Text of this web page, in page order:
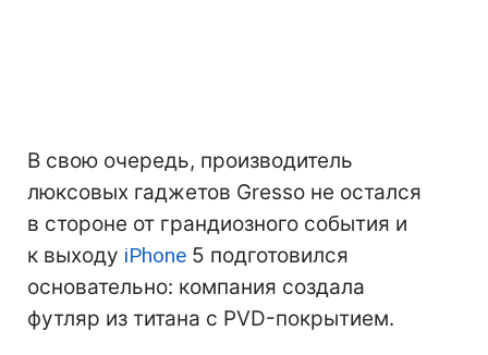
В свою очередь, производитель
люксовых гаджетов Gresso не остался
в стороне от грандиозного события и
к выходу iPhone 5 подготовился
основательно: компания создала
футляр из титана с PVD-покрытием.